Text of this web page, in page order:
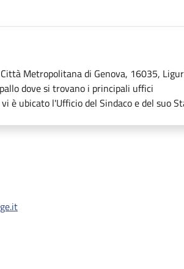
Metropolitana di Genova, 16035,
dove si trovano i principali uffici
è ubicato l'Ufficio del Sindaco e del suo